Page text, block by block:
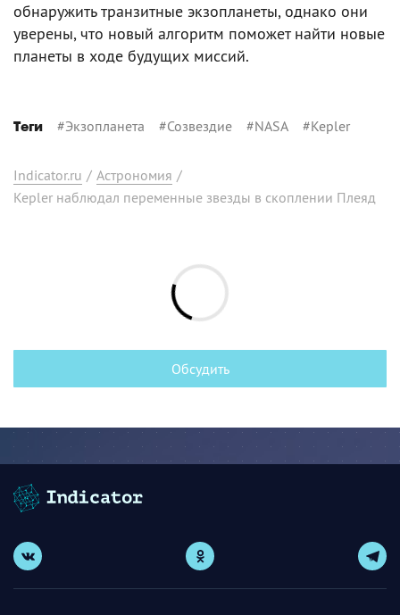
обнаружить транзитные экзопланеты, однако они
уверены, что новый алгоритм поможет найти новые
планеты в ходе будущих миссий.
Теги #Экзопланета #Созвездие #NASA #Kepler
Indicator.ru / Астрономия /
Kepler наблюдал переменные звезды в скоплении Плеяд
Обсудить